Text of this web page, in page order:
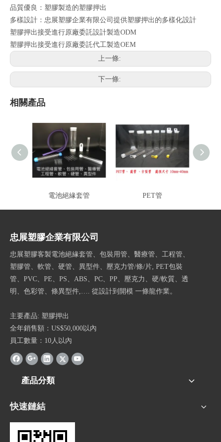
品質優良：塑膠製造的塑膠押出
多樣設計：忠展塑膠企業有限公司提供塑膠押出的多樣化設計
塑膠押出接受進行原廠委託設計製造ODM
塑膠押出接受進行原廠委託代工製造OEM
上一條:
下一條:
相關產品
電池絕緣套管 PET管
忠展塑膠企業有限公司
忠展塑膠客製電池絕緣套管、包裝用管、醫療管、工程管、
塑膠管、軟管、硬管、異型件、壓克力管/條/片, PET包裝
管、PVC、PE、PS、ABS、PC、PP、壓克力、硬/軟質、透
明、色彩管、條異型件,…. 從設計到開模 一條龍作業。
主要產品: 塑膠押出
全年銷售額：US$50,000以內
員工數量：10人以內
產品分類
快速鏈結